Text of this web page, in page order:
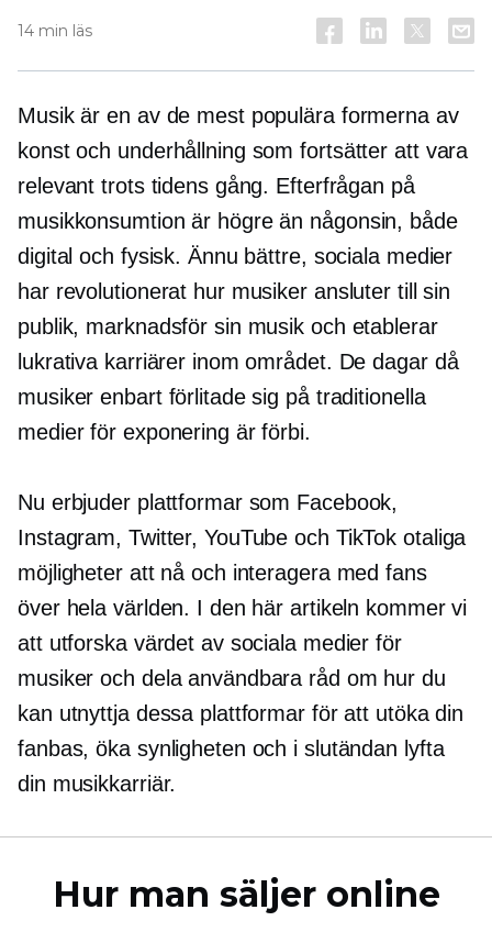
14 min läs
Musik är en av de mest populära formerna av
konst och underhållning som fortsätter att vara
relevant trots tidens gång. Efterfrågan på
musikkonsumtion är högre än någonsin, både
digital och fysisk. Ännu bättre, sociala medier
har revolutionerat hur musiker ansluter till sin
publik, marknadsför sin musik och etablerar
lukrativa karriärer inom området. De dagar då
musiker enbart förlitade sig på traditionella
medier för exponering är förbi.
Nu erbjuder plattformar som Facebook,
Instagram, Twitter, YouTube och TikTok otaliga
möjligheter att nå och interagera med fans
över hela världen. I den här artikeln kommer vi
att utforska värdet av sociala medier för
musiker och dela användbara råd om hur du
kan utnyttja dessa plattformar för att utöka din
fanbas, öka synligheten och i slutändan lyfta
din musikkarriär.
Hur man säljer online